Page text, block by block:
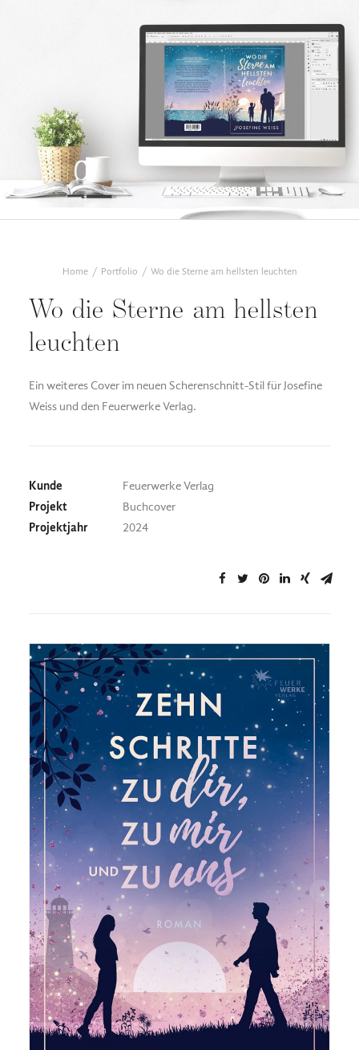
Home Portfolio Wo die Sterne am hellsten leuchten
Wo die Sterne am hellsten
leuchten
Ein weiteres Cover im neuen Scherenschnitt-Stil für Josefine
Weiss und den Feuerwerke Verlag.
Kunde
Feuerwerke Verlag
Projekt
Buchcover
Projektjahr
2024